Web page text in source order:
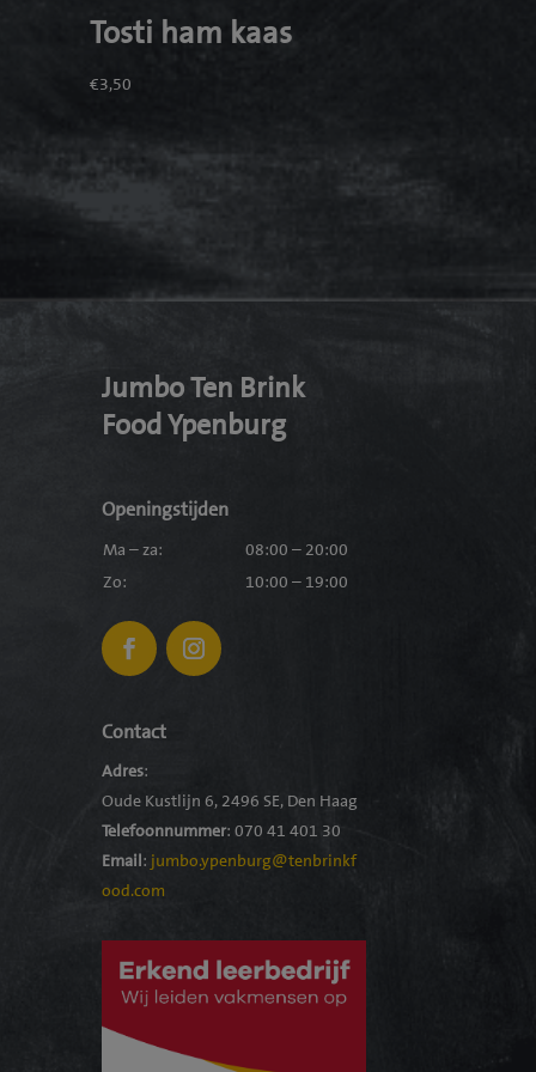
Tosti ham kaas
€3,50
Jumbo Ten Brink
Food Ypenburg
Openingstijden
Ma – za:
08:00 – 20:00
Zo:
10:00 – 19:00
Contact
Adres:
Oude Kustlijn 6, 2496 SE, Den Haag
Telefoonnummer: 070 41 401 30
Email: jumbo.ypenburg@tenbrinkf
ood.com